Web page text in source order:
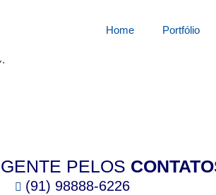
Home Portfólio
PELOS
(91) 98888-6226